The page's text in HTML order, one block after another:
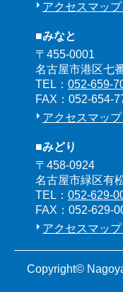
アクセスマッ
■みなと
〒455-0001
名古屋市港区七
TEL： 052-659-
FAX：052-654-
アクセスマッ
■みどり
〒458-0924
名古屋市緑区有
TEL： 052-629-
FAX：052-629-
アクセスマッ
Copyright©